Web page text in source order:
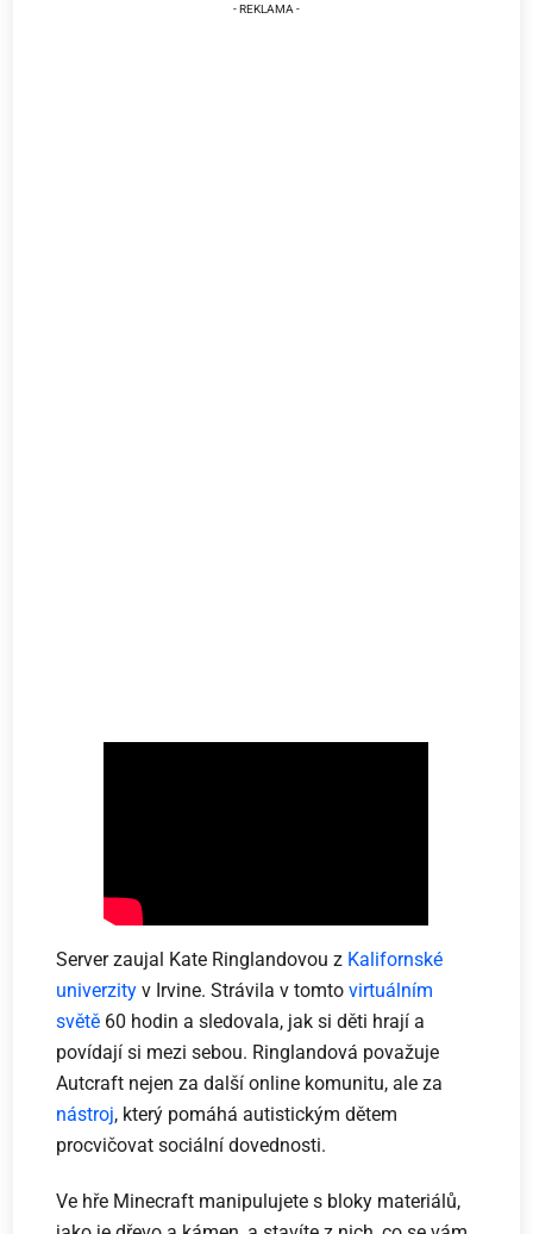
Server zaujal Kate Ringlandovou z Kalifornské
univerzity v Irvine. Strávila v tomtovirtuálním
světě 60 hodin a sledovala, jak si děti hrají a
povídají si mezi sebou. Ringlandová považuje
Autcraft nejen za další online komunitu, ale za
nástroj, který pomáhá autistickým dětem
procvičovat sociální dovednosti.
Ve hře Minecraft manipulujete s bloky materiálů,